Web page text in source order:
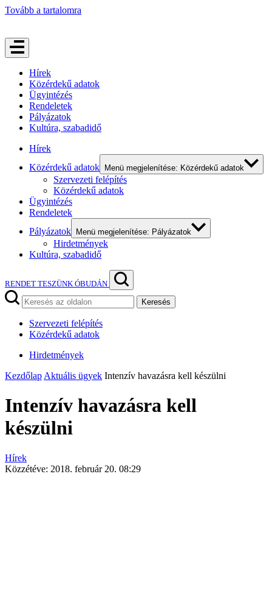
Tovább a tartalomra
Hírek
Közérdekű adatok
Ügyintézés
Rendeletek
Pályázatok
Kultúra, szabadidő
Hírek
Közérdekű adatok
Menü megjelenítése: Közérdekű adatok
Szervezeti felépítés
Közérdekű adatok
Ügyintézés
Rendeletek
Pályázatok
Menü megjelenítése: Pályázatok
Hirdetmények
Kultúra, szabadidő
RENDET TESZÜNK ÓBUDÁN
Keresés
Szervezeti felépítés
Közérdekű adatok
Hirdetmények
Kezdőlap Aktuális ügyek Intenzív havazásra kell készülni
Intenzív havazásra kell
készülni
Hírek
Közzétéve: 2018. február 20. 08:29